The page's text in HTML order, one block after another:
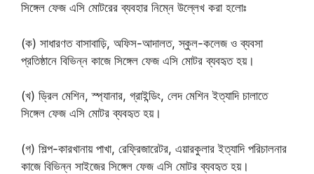
সিঙ্গেল ফেজ এসি মোটরের ব্যবহার নিম্নে উল্লেখ করা হলোঃ
(ক) সাধারণত বাসাবাড়ি, অফিস-আদালত, স্কুল-কলেজ ও ব্যবসা
প্রতিষ্ঠানে বিভিন্ন কাজে সিঙ্গেল ফেজ এসি মোটর ব্যবহৃত হয়।
(খ) ড্রিল মেশিন, স্প্যানার, গ্রাইন্ডিং, লেদ মেশিন ইত্যাদি চালাতে
সিঙ্গেল ফেজ এসি মোটর ব্যবহৃত হয়।
(গ) শিল্প-কারখানায় পাখা, রেফ্রিজারেটর, এয়ারকুলার ইত্যাদি পরিচালনার
কাজে বিভিন্ন সাইজের সিঙ্গেল ফেজ এসি মোটর ব্যবহৃত হয়।